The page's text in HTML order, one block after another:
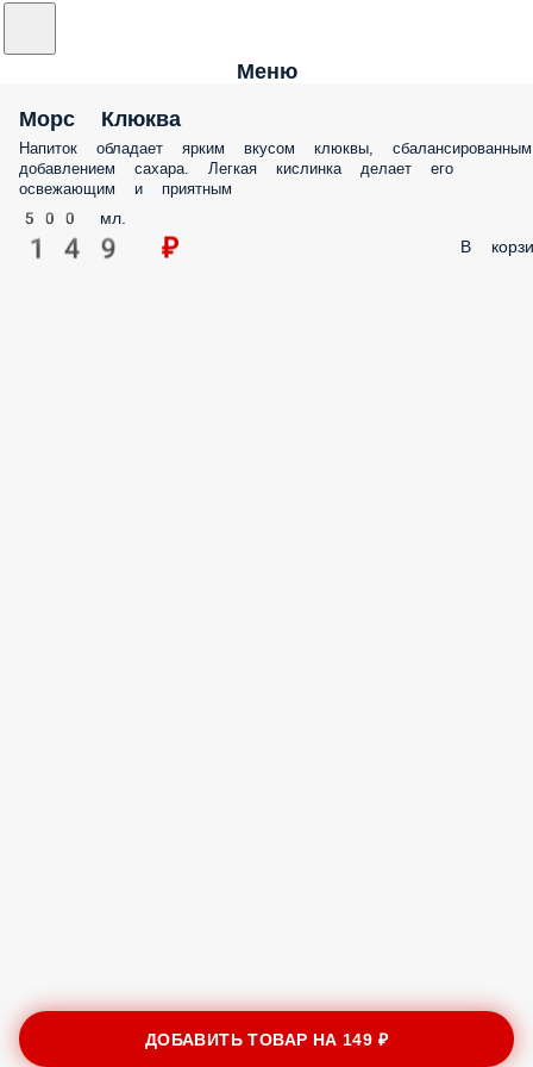
Меню
Морс Клюква
Напиток обладает ярким вкусом клюквы, сбалансированным
добавлением сахара. Легкая кислинка делает его
освежающим и приятным
500 мл.
149 ₽ В
ДОБАВИТЬ ТОВАР НА 149 ₽